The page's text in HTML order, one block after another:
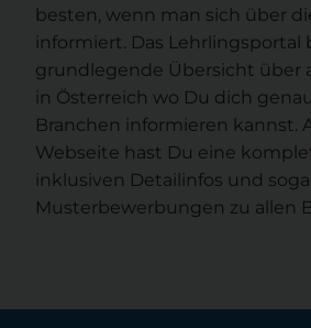
besten, wenn man sich über
informiert. Das Lehrlingsportal
grundlegende Übersicht über
in Österreich wo Du dich
Branchen informieren kannst.
Webseite hast Du eine
inklusiven Detailinfos und
Musterbewerbungen zu allen